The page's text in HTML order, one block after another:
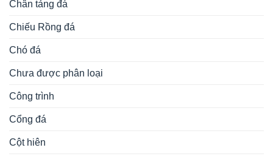
Chân tảng đá
Chiếu Rồng đá
Chó đá
Chưa được phân loại
Công trình
Cổng đá
Cột hiên